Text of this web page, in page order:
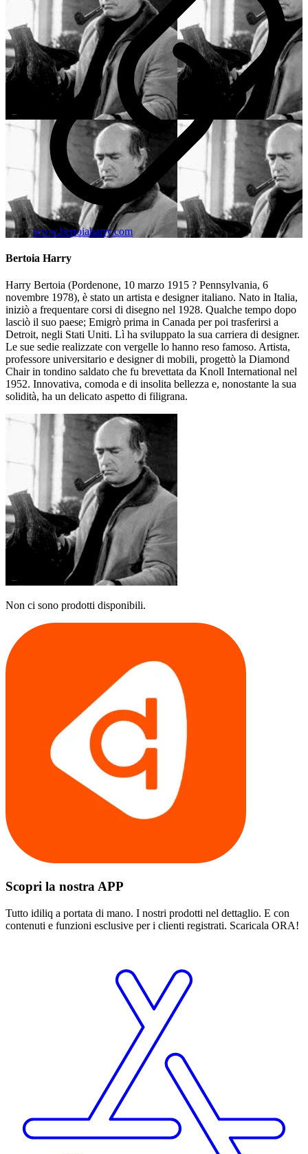
www.bertoiaharry.com
Bertoia Harry
Harry Bertoia (Pordenone, 10 marzo 1915 ? Pennsylvania, 6
novembre 1978), è stato un artista e designer italiano. Nato in Italia,
iniziò a frequentare corsi di disegno nel 1928. Qualche tempo dopo
lasciò il suo paese; Emigrò prima in Canada per poi trasferirsi a
Detroit, negli Stati Uniti. Lì ha sviluppato la sua carriera di designer.
Le sue sedie realizzate con vergelle lo hanno reso famoso. Artista,
professore universitario e designer di mobili, progettò la Diamond
Chair in tondino saldato che fu brevettata da Knoll International nel
1952. Innovativa, comoda e di insolita bellezza e, nonostante la sua
solidità, ha un delicato aspetto di filigrana.
Non ci sono prodotti disponibili.
Scopri la nostra APP
Tutto idiliq a portata di mano. I nostri prodotti nel dettaglio. E con
contenuti e funzioni esclusive per i clienti registrati. Scaricala ORA!